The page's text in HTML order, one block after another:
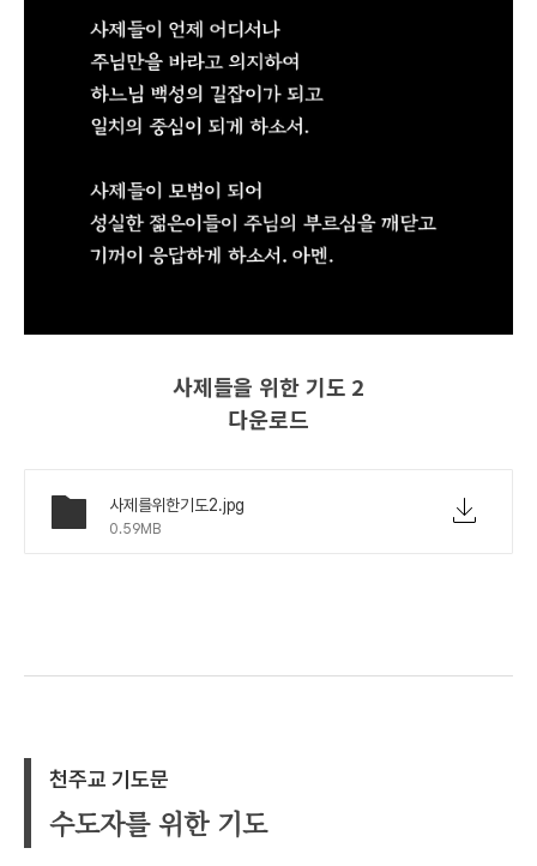
사제들을 위한 기도 2
다운로드
사제를위한기도2.jpg
0.59MB
천주교 기도문
수도자를 위한 기도